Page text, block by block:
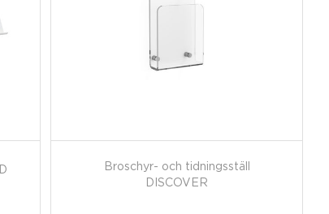
Broschyr- och tidningsställ
DISCOVER